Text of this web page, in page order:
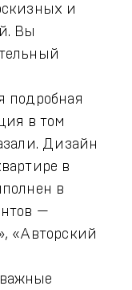
и
Вы
подробная
в том
Дизайн
в
в
—
«Авторский